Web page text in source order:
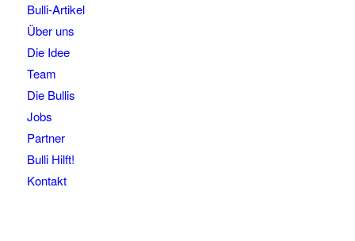
Bulli-Artikel
Über uns
Die Idee
Team
Die Bullis
Jobs
Partner
Bulli Hilft!
Kontakt